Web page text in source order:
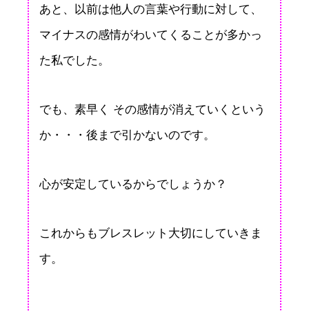
あと、以前は他人の言葉や行動に対して、
マイナスの感情がわいてくることが多かっ
た私でした。
でも、素早く その感情が消えていくという
か・・・後まで引かないのです。
心が安定しているからでしょうか？
これからもブレスレット大切にしていきま
す。